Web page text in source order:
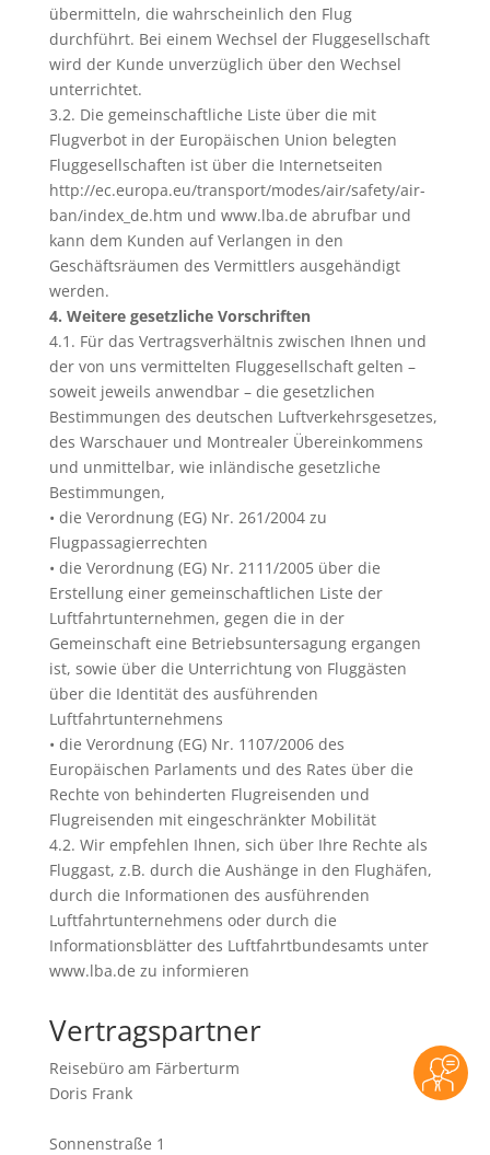
übermitteln, die wahrscheinlich den Flug
durchführt. Bei einem Wechsel der Fluggesellschaft
wird der Kunde unverzüglich über den Wechsel
unterrichtet.
3.2. Die gemeinschaftliche Liste über die mit
Flugverbot in der Europäischen Union belegten
Fluggesellschaften ist über die Internetseiten
http://ec.europa.eu/transport/modes/air/safety/air-
ban/index_de.htm und www.lba.de abrufbar und
kann dem Kunden auf Verlangen in den
Geschäftsräumen des Vermittlers ausgehändigt
werden.
4. Weitere gesetzliche Vorschriften
4.1. Für das Vertragsverhältnis zwischen Ihnen und
der von uns vermittelten Fluggesellschaft gelten –
soweit jeweils anwendbar – die gesetzlichen
Bestimmungen des deutschen Luftverkehrsgesetzes,
des Warschauer und Montrealer Übereinkommens
und unmittelbar, wie inländische gesetzliche
Bestimmungen,
• die Verordnung (EG) Nr. 261/2004 zu
Flugpassagierrechten
• die Verordnung (EG) Nr. 2111/2005 über die
Erstellung einer gemeinschaftlichen Liste der
Luftfahrtunternehmen, gegen die in der
Gemeinschaft eine Betriebsuntersagung ergangen
ist, sowie über die Unterrichtung von Fluggästen
über die Identität des ausführenden
Luftfahrtunternehmens
• die Verordnung (EG) Nr. 1107/2006 des
Europäischen Parlaments und des Rates über die
Rechte von behinderten Flugreisenden und
Flugreisenden mit eingeschränkter Mobilität
4.2. Wir empfehlen Ihnen, sich über Ihre Rechte als
Fluggast, z.B. durch die Aushänge in den Flughäfen,
durch die Informationen des ausführenden
Luftfahrtunternehmens oder durch die
Informationsblätter des Luftfahrtbundesamts unter
www.lba.de zu informieren
Vertragspartner
Reisebüro am Färberturm
Doris Frank
Sonnenstraße 1